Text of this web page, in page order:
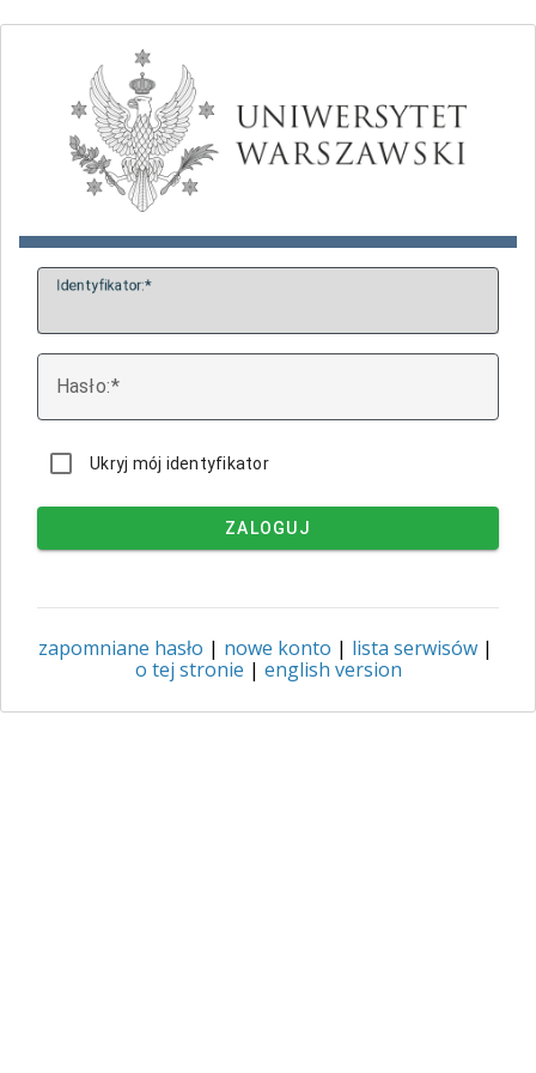
Identyfikator:
Hasło:
Ukryj mój identyfikator
ZALOGUJ
zapomniane hasło | nowe konto | lista serwisów |
o tej stronie | english version